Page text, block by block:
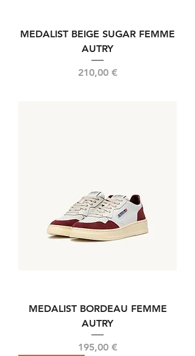
MEDALIST BEIGE SUGAR FEMME
AUTRY
Prix
210,00 €
MEDALIST BORDEAU FEMME
AUTRY
Prix
195,00 €